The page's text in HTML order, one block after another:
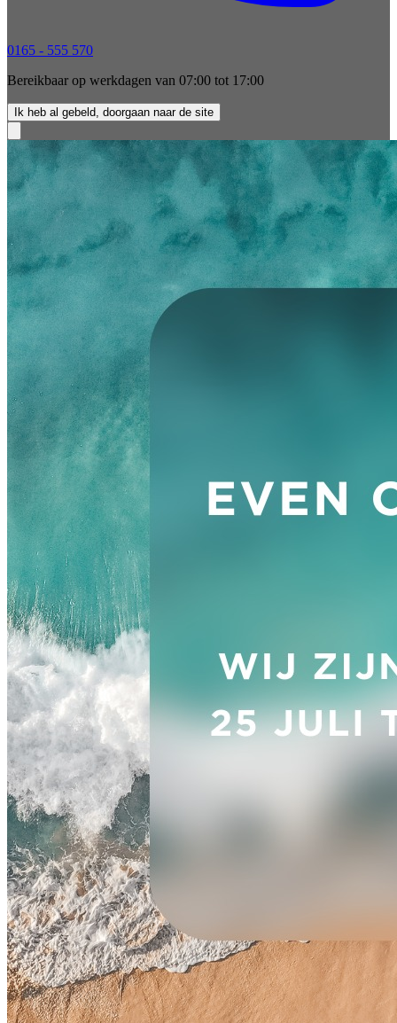
0165 - 555 570
Bereikbaar op werkdagen van 07:00 tot 17:00
Ik heb al gebeld, doorgaan naar de site